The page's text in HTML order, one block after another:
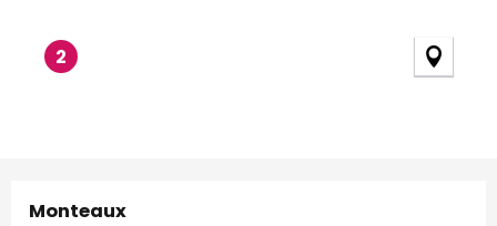
2
Monteaux